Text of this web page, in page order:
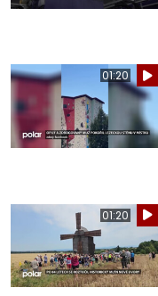
01:20
01:20